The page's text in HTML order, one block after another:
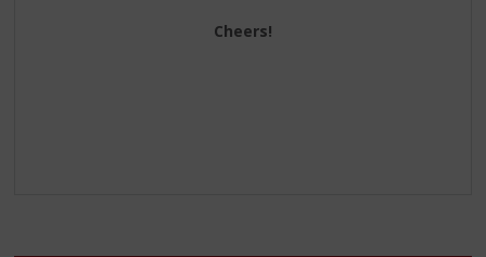
Cheers!